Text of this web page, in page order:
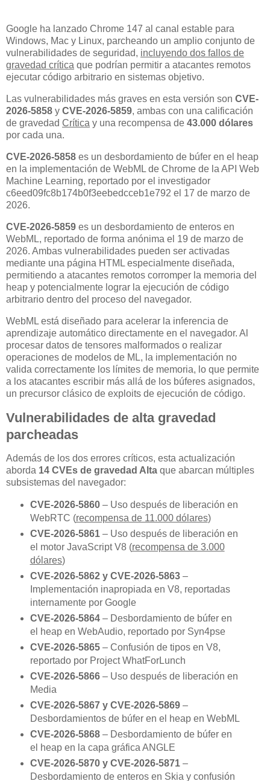
Google ha lanzado Chrome 147 al canal estable para
Windows, Mac y Linux, parcheando un amplio conjunto de
vulnerabilidades de seguridad, incluyendo dos fallos de
gravedad crítica que podrían permitir a atacantes remotos
ejecutar código arbitrario en sistemas objetivo.
Las vulnerabilidades más graves en esta versión son CVE-
2026-5858 y CVE-2026-5859, ambas con una calificación
de gravedad Crítica y una recompensa de 43.000 dólares
por cada una.
CVE-2026-5858 es un desbordamiento de búfer en el heap
en la implementación de WebML de Chrome de la API Web
Machine Learning, reportado por el investigador
c6eed09fc8b174b0f3eebedcceb1e792 el 17 de marzo de
2026.
CVE-2026-5859 es un desbordamiento de enteros en
WebML, reportado de forma anónima el 19 de marzo de
2026. Ambas vulnerabilidades pueden ser activadas
mediante una página HTML especialmente diseñada,
permitiendo a atacantes remotos corromper la memoria del
heap y potencialmente lograr la ejecución de código
arbitrario dentro del proceso del navegador.
WebML está diseñado para acelerar la inferencia de
aprendizaje automático directamente en el navegador. Al
procesar datos de tensores malformados o realizar
operaciones de modelos de ML, la implementación no
valida correctamente los límites de memoria, lo que permite
a los atacantes escribir más allá de los búferes asignados,
un precursor clásico de exploits de ejecución de código.
Vulnerabilidades de alta gravedad
parcheadas
Además de los dos errores críticos, esta actualización
aborda 14 CVEs de gravedad Alta que abarcan múltiples
subsistemas del navegador:
CVE-2026-5860– Uso después de liberación en
WebRTC (recompensa de 11.000 dólares)
CVE-2026-5861– Uso después de liberación en
el motor JavaScript V8 (recompensa de 3.000
dólares)
CVE-2026-5862 y CVE-2026-5863–
Implementación inapropiada en V8, reportadas
internamente por Google
CVE-2026-5864– Desbordamiento de búfer en
el heap en WebAudio, reportado por Syn4pse
CVE-2026-5865– Confusión de tipos en V8,
reportado por Project WhatForLunch
CVE-2026-5866– Uso después de liberación en
Media
CVE-2026-5867 y CVE-2026-5869–
Desbordamientos de búfer en el heap en WebML
CVE-2026-5868– Desbordamiento de búfer en
el heap en la capa gráfica ANGLE
CVE-2026-5870 y CVE-2026-5871–
Desbordamiento de enteros en Skia y confusión